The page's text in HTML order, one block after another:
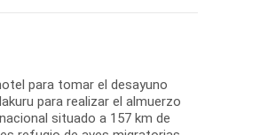
para tomar el desayuno
para realizar el almuerzo
situado a 157 km de